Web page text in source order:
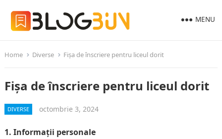
MENU
Home Diverse Fișa de înscriere pentru liceul dorit
Fișa de înscriere pentru liceul dorit
DIVERSE octombrie 3, 2024
1. Informații personale